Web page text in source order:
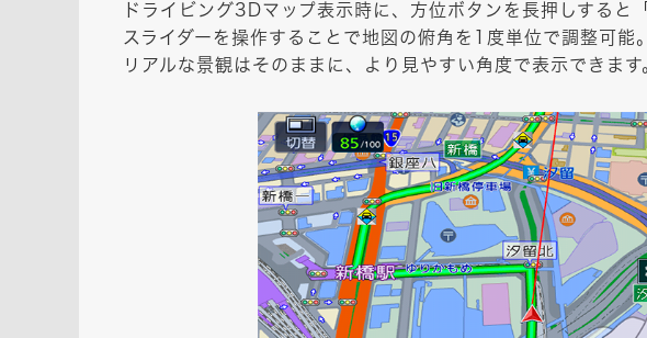
ドライビング3Dマップ表示時に、方位ボタンを長押しすると
スライダーを操作することで地図の俯角を1度単位で調整可能。
リアルな景観はそのままに、より見やすい角度で表示できます